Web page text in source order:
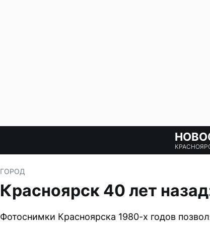
ГОРОД
Красноярск 40 лет
Фотоснимки Красноярска 1980-х годов